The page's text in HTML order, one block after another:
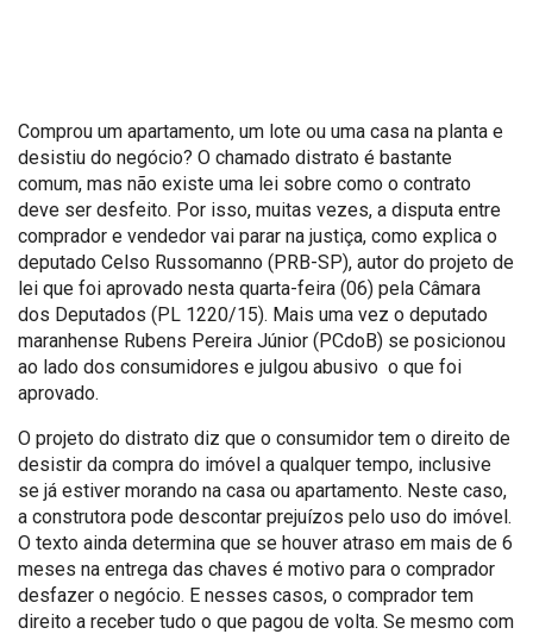
Comprou um apartamento, um lote ou uma casa na planta e
desistiu do negócio? O chamado distrato é bastante
comum, mas não existe uma lei sobre como o contrato
deve ser desfeito. Por isso, muitas vezes, a disputa entre
comprador e vendedor vai parar na justiça, como explica o
deputado Celso Russomanno (PRB-SP), autor do projeto de
lei que foi aprovado nesta quarta-feira (06) pela Câmara
dos Deputados (PL 1220/15). Mais uma vez o deputado
maranhense Rubens Pereira Júnior (PCdoB) se posicionou
ao lado dos consumidores e julgou abusivo o que foi
aprovado.
O projeto do distrato diz que o consumidor tem o direito de
desistir da compra do imóvel a qualquer tempo, inclusive
se já estiver morando na casa ou apartamento. Neste caso,
a construtora pode descontar prejuízos pelo uso do imóvel.
O texto ainda determina que se houver atraso em mais de 6
meses na entrega das chaves é motivo para o comprador
desfazer o negócio. E nesses casos, o comprador tem
direito a receber tudo o que pagou de volta. Se mesmo com